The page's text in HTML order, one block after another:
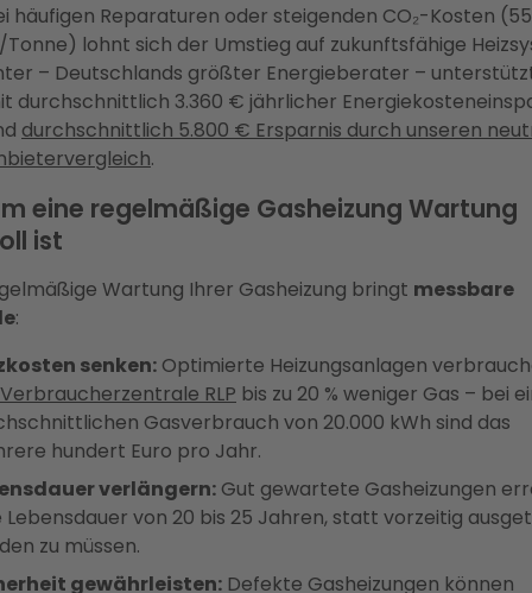
häufigen Reparaturen oder steigenden CO₂-Kosten
lohnt sich der Umstieg auf zukunftsfähige
– Deutschlands größter Energieberater –
durchschnittlich 3.360 € jährlicher
durchschnittlich 5.800 € Ersparnis durch unseren
.
eine regelmäßige Gasheizung Wartung
ist
Wartung Ihrer Gasheizung bringt messbare
:
senken: Optimierte Heizungsanlagen
Verbraucherzentrale RLP bis zu 20 % weniger Gas – bei
Gasverbrauch von 20.000 kWh sind das
hundert Euro pro Jahr.
verlängern: Gut gewartete Gasheizungen
Lebensdauer von 20 bis 25 Jahren, statt vorzeitig
zu müssen.
gewährleisten: Defekte Gasheizungen können